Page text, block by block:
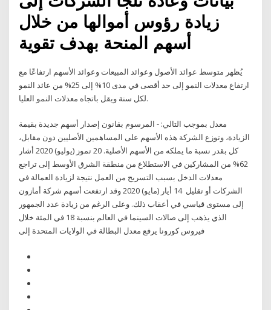
زيادة رؤوس أموالها من خلال
يُظهر متوسط عوائد الأصول وعوائد المبيعات وعوائد الأسهم ارتفاعًا مع
ارتفاع معدلات النمو إلى حد أقصى في مدى 10% إلى 25% من عائد النمو
لكل سنة ويقل باتجاه معدلات النمو العليا.
معدل بموجب التالي: - المرسوم بقانون إصدار أسهم جديدة بقيمة
الزيادة، وتوزع الشركة هذه الأسهم على المساهمين الأصليين دون مقابل،
كل بقدر نسبة ما يملكه من الأسهم الأصلية. 20 تموز (يوليو) 2020 أشار
62% من المشاركين في الاستطلاع من منطقة الشرق الأوسط إلى تراجع
معدلات الدخل بسبب التسريح من العمل نتيجة لزيادة العمالة في
الشركات أو تقليل 14 أيار (مايو) 2020 وقد ارتفعت أسهم شركة أمازون
إلى مستوى قياسي في أعقاب ذلك. وعلى الرغم من زيادة عدد الجمهور
الذي يذهب إلى صالات السينما في العالم بنسبة 18 في المئة خلال
فيروس كورونا يرفع معدل البطالة في الولايات المتحدة إلى